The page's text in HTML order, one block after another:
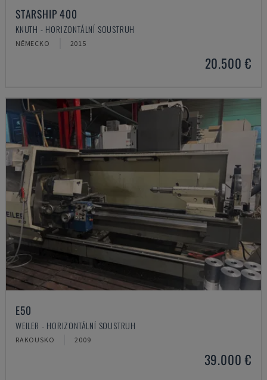
STARSHIP 400
KNUTH - HORIZONTÁLNÍ SOUSTRUH
NĚMECKO 2015
20.500 €
E50
WEILER - HORIZONTÁLNÍ SOUSTRUH
RAKOUSKO 2009
39.000 €